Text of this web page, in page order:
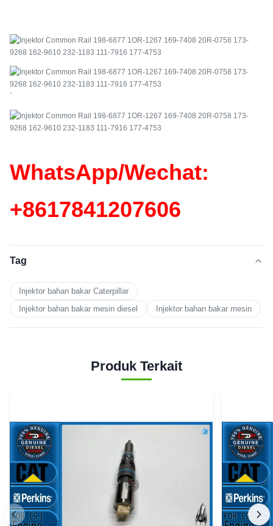
`
WhatsApp/Wechat:
+8617841207606
Tag
Injektor bahan bakar Caterpillar
Injektor bahan bakar mesin diesel
Injektor bahan bakar mesin
Produk Terkait